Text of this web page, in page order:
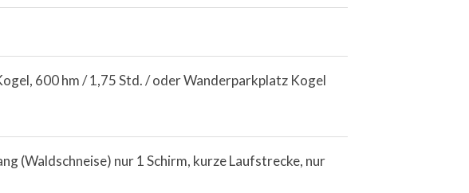
600 hm / 1,75 Std. / oder Wanderparkplatz Kogel
(Waldschneise) nur 1 Schirm, kurze Laufstrecke, nur